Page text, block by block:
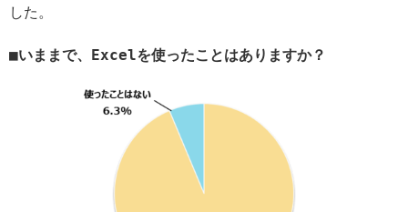
した。
■いままで、Excelを使ったことはありますか？